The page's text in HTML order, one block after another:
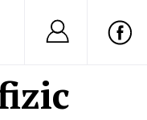
Nu ai cont?